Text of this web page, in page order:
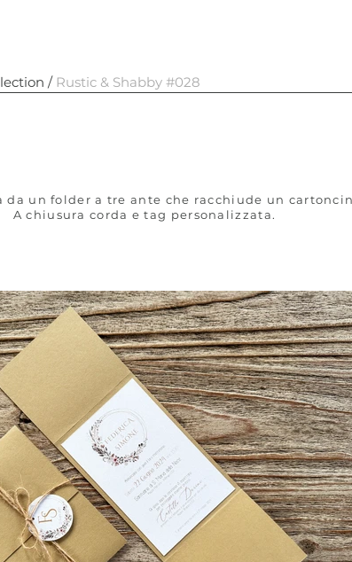
/ Rustic & Shabby #028
da un folder a tre ante che racchiude un
A chiusura corda e tag personalizzata.